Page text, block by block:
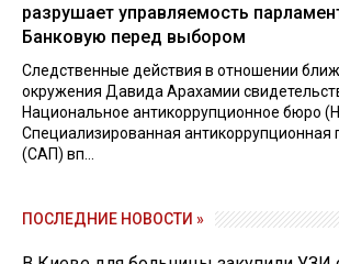
разрушает управляемость
Банковую перед выбором
Следственные действия в отношении
окружения Давида Арахамии
Национальное антикоррупционное бюро
Специализированная антикоррупционная
(САП) вп...
ПОСЛЕДНИЕ НОВОСТИ »